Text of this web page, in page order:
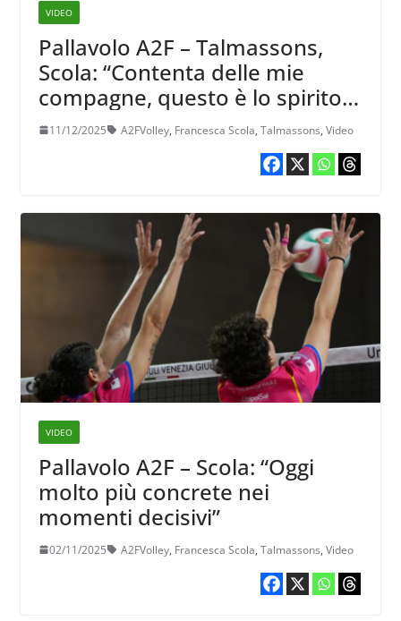
VIDEO
Pallavolo A2F – Talmassons,
Scola: “Contenta delle mie
compagne, questo è lo spirito
giusto”
11/12/2025 A2FVolley, Francesca Scola, Talmassons, Video
VIDEO
Pallavolo A2F – Scola: “Oggi
molto più concrete nei
momenti decisivi”
02/11/2025 A2FVolley, Francesca Scola, Talmassons, Video